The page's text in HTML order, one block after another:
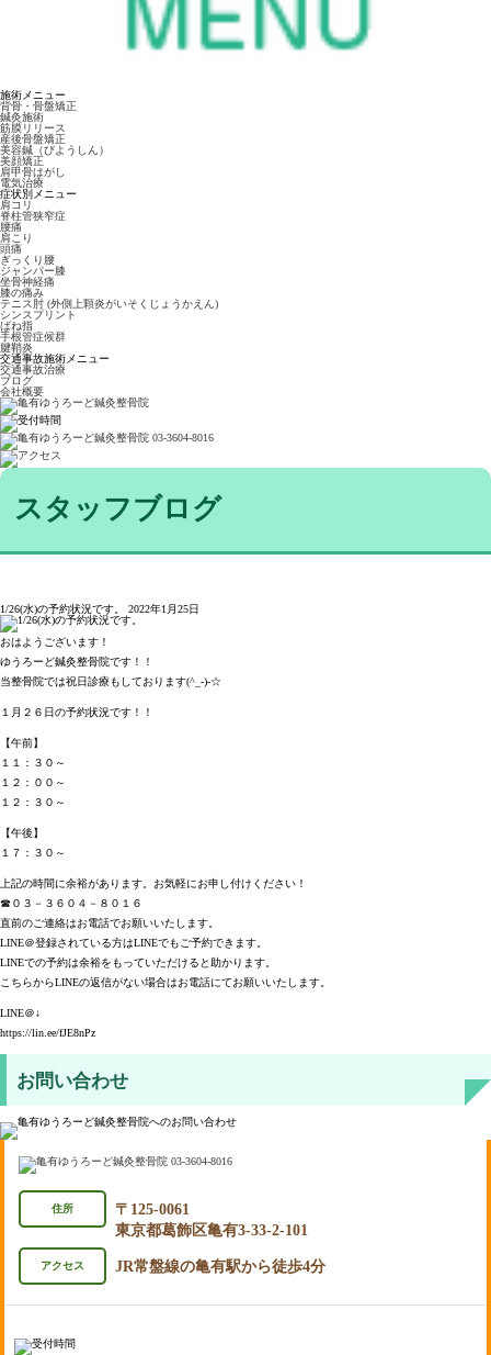
施術メニュー
背骨・骨盤矯正
鍼灸施術
筋膜リリース
産後骨盤矯正
美容鍼（びようしん）
美顔矯正
肩甲骨はがし
電気治療
症状別メニュー
肩コリ
脊柱管狭窄症
腰痛
肩こり
頭痛
ぎっくり腰
ジャンパー膝
坐骨神経痛
膝の痛み
テニス肘 (外側上顆炎がいそくじょうかえん)
シンスプリント
ばね指
手根管症候群
腱鞘炎
交通事故施術メニュー
交通事故治療
ブログ
会社概要
スタッフブログ
1/26(水)の予約状況です。 2022年1月25日
おはようございます！
ゆうろーど鍼灸整骨院です！！
当整骨院では祝日診療もしております(^_-)-☆
１月２６日の予約状況です！！
【午前】
１１：３０～
１２：００～
１２：３０～
【午後】
１７：３０～
上記の時間に余裕があります。お気軽にお申し付けください！
☎０３－３６０４－８０１６
直前のご連絡はお電話でお願いいたします。
LINE＠登録されている方はLINEでもご予約できます。
LINEでの予約は余裕をもっていただけると助かります。
こちらからLINEの返信がない場合はお電話にてお願いいたします。
LINE＠↓
https://lin.ee/fJE8nPz
お問い合わせ
住所
〒125-0061
東京都葛飾区亀有3-33-2-101
アクセス JR常盤線の亀有駅から徒歩4分